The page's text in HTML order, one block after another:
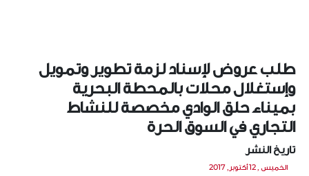
طلب عروض لإسناد لزمة تطوير وتمويل
وإستغلال محلات بالمحطة البحرية
بميناء حلق الوادي مخصصة للنشاط
التجاري في السوق الحرة
تاريخ النشر
الخميس , 12 أكتوبر, 2017